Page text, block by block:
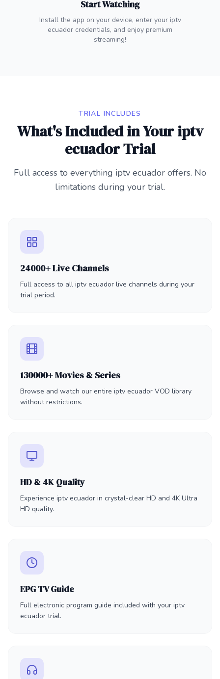
Start Watching
Install the app on your device, enter your iptv
ecuador credentials, and enjoy premium
streaming!
TRIAL INCLUDES
What's Included in Your iptv
ecuador Trial
Full access to everything iptv ecuador offers. No
limitations during your trial.
24000+ Live Channels
Full access to all iptv ecuador live channels during your
trial period.
130000+ Movies & Series
Browse and watch our entire iptv ecuador VOD library
without restrictions.
HD & 4K Quality
Experience iptv ecuador in crystal-clear HD and 4K Ultra
HD quality.
EPG TV Guide
Full electronic program guide included with your iptv
ecuador trial.